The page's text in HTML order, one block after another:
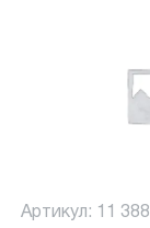
Артикул: 11 388